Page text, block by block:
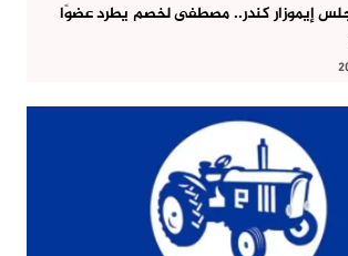
إيموزار كندر.. مصطفى لخصم يطرد عضوًا